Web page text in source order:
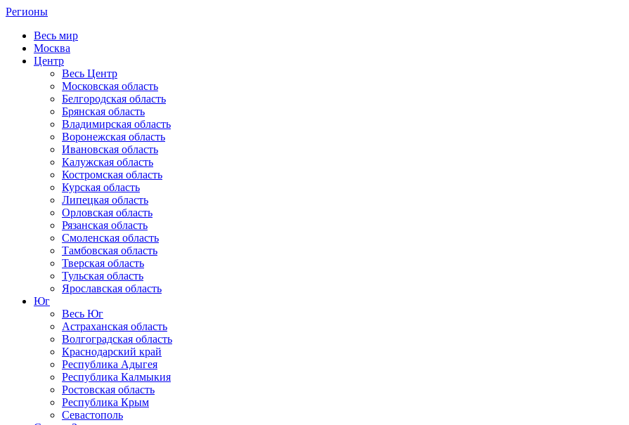
Регионы
Весь мир
Москва
Центр
Весь Центр
Московская область
Белгородская область
Брянская область
Владимирская область
Воронежская область
Ивановская область
Калужская область
Костромская область
Курская область
Липецкая область
Орловская область
Рязанская область
Смоленская область
Тамбовская область
Тверская область
Тульская область
Ярославская область
Юг
Весь Юг
Астраханская область
Волгоградская область
Краснодарский край
Республика Адыгея
Республика Калмыкия
Ростовская область
Республика Крым
Севастополь